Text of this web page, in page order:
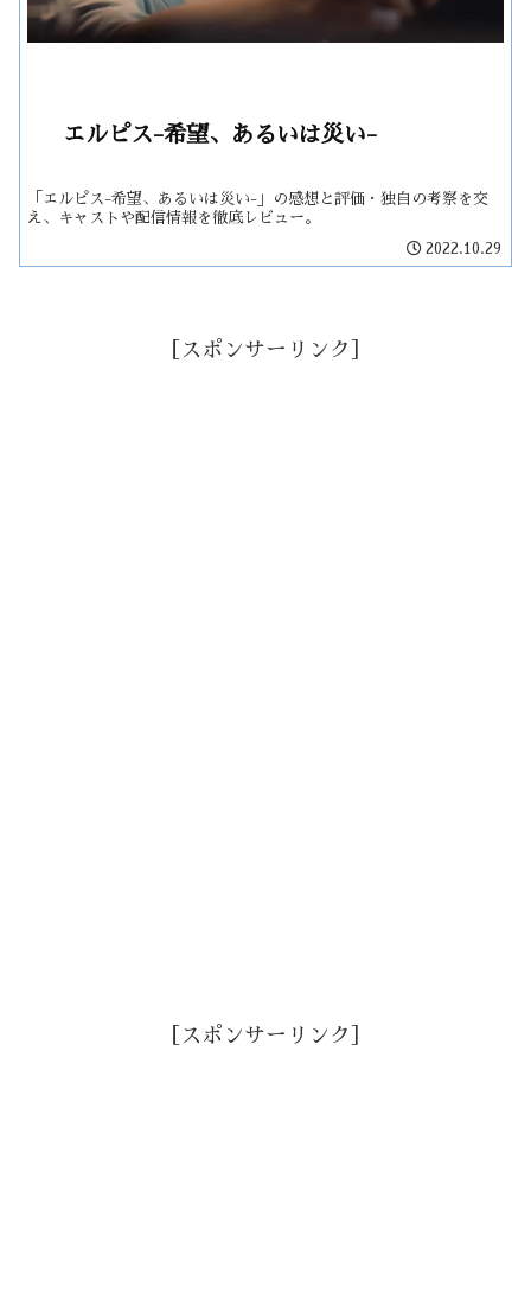
エルピス-希望、あるいは災い-
「エルピス-希望、あるいは災い-」の感想と評価・独自の考察を交
え、キャストや配信情報を徹底レビュー。
2022.10.29
［スポンサーリンク］
［スポンサーリンク］